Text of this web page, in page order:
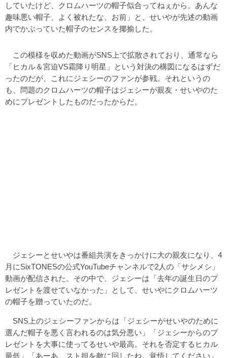
していたけど、クロムハーツの帽子似合ってねぇから。あんな
趣味悪い帽子、よく被れたな、お前」と、せいやが先述の動画
内でかぶっていた帽子のセンスを揶揄した。
この模様を収めた動画がSNS上で拡散されており、通常なら
「ヒカル＆宮迫VS霜降り明星」という対決の構図になるはずだ
ったのだが、これにジェシーのファンが参戦。それというの
も、問題のクロムハーツの帽子はジェシーが親友・せいやのた
めにプレゼントしたものだったからだ。
ジェシーとせいやは番組共演をきっかけに大の親友になり、4
月にSixTONESの公式YouTubeチャンネルで2人の「サシメシ」
動画が配信された。その中で、ジェシーは「去年の誕生日のプ
レゼントを渡せていなかった」として、せいやにクロムハーツ
の帽子を贈っていたのだ。
SNS上のジェシーファンからは「ジェシーがせいやのために
選んだ帽子を悪く言われるのは気分悪い」「ジェシーからのプ
レゼントを大事に使ってるせいや最高。それを否定するヒカル
最低」「あーあ、スト担を敵に回したね。覚悟してください」